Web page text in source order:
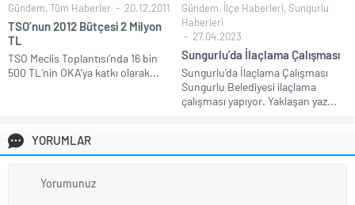
Gündem, Tüm Haberler 20.12.2011
TSO’nun 2012 Bütçesi 2 Milyon
TL
TSO Meclis Toplantısı’nda 16 bin
500 TL’nin OKA’ya katkı olarak...
Gündem, İlçe Haberleri, Sungurlu
Haberleri
27.04.2023
Sungurlu’da İlaçlama Çalışması
Sungurlu’da İlaçlama Çalışması
Sungurlu Belediyesi ilaçlama
çalışması yapıyor. Yaklaşan yaz...
YORUMLAR